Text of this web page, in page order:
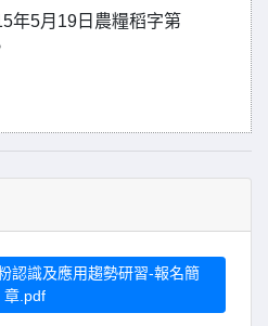
年5月19日農糧稻字第
認識及應用趨勢研習-報名簡
章.pdf